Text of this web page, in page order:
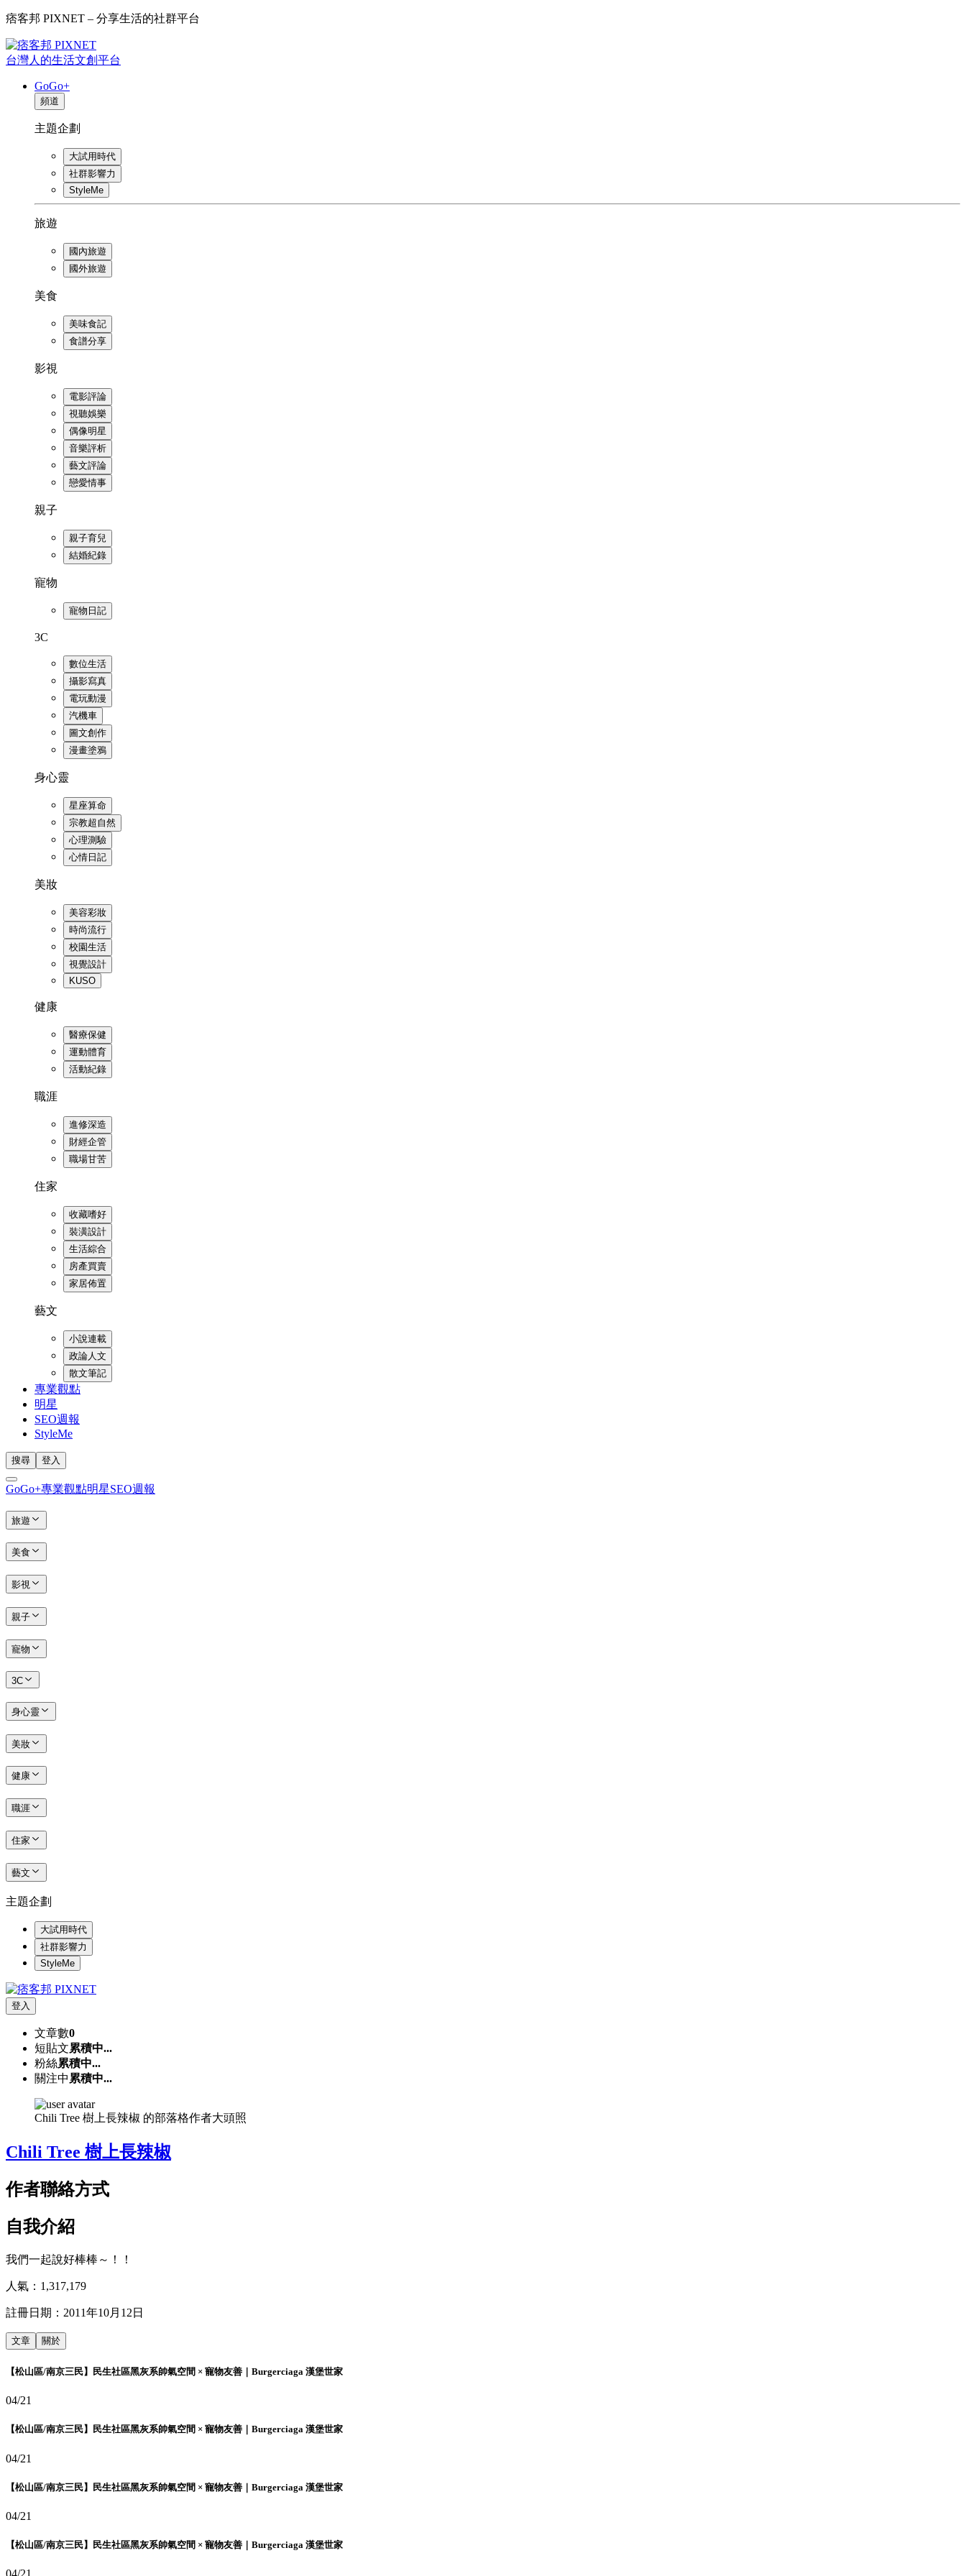
痞客邦 PIXNET – 分享生活的社群平台
台灣人的生活文創平台
GoGo+
頻道
主題企劃
大試用時代
社群影響力
StyleMe
旅遊
國內旅遊
國外旅遊
美食
美味食記
食譜分享
影視
電影評論
視聽娛樂
偶像明星
音樂評析
藝文評論
戀愛情事
親子
親子育兒
結婚紀錄
寵物
寵物日記
3C
數位生活
攝影寫真
電玩動漫
汽機車
圖文創作
漫畫塗鴉
身心靈
星座算命
宗教超自然
心理測驗
心情日記
美妝
美容彩妝
時尚流行
校園生活
視覺設計
KUSO
健康
醫療保健
運動體育
活動紀錄
職涯
進修深造
財經企管
職場甘苦
住家
收藏嗜好
裝潢設計
生活綜合
房產買賣
家居佈置
藝文
小說連載
政論人文
散文筆記
專業觀點
明星
SEO週報
StyleMe
搜尋 登入
GoGo+專業觀點明星SEO週報
旅遊
美食
影視
親子
寵物
3C
身心靈
美妝
健康
職涯
住家
藝文
主題企劃
大試用時代
社群影響力
StyleMe
登入
文章數0
短貼文累積中...
粉絲累積中...
關注中 累積中...
Chili Tree 樹上長辣椒 的部落格作者大頭照
Chili Tree 樹上長辣椒
作者聯絡方式
自我介紹
我們一起說好棒棒～！！
人氣： 1,317,179
註冊日期： 2011年10月12日
文章 關於
【松山區/南京三民】民生社區黑灰系帥氣空間 × 寵物友善｜Burgerciaga 漢堡世家
04/21
【松山區/南京三民】民生社區黑灰系帥氣空間 × 寵物友善｜Burgerciaga 漢堡世家
04/21
【松山區/南京三民】民生社區黑灰系帥氣空間 × 寵物友善｜Burgerciaga 漢堡世家
04/21
【松山區/南京三民】民生社區黑灰系帥氣空間 × 寵物友善｜Burgerciaga 漢堡世家